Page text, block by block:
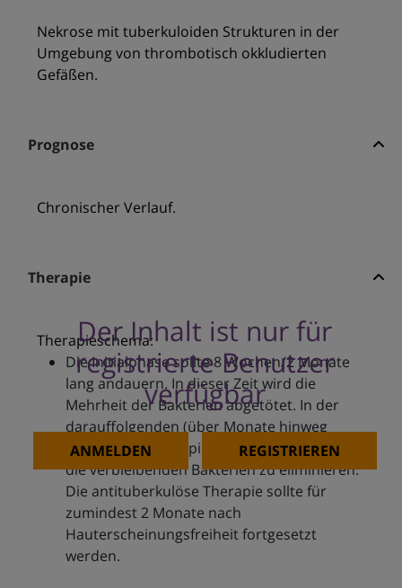
Nekrose mit tuberkuloiden Strukturen in der
Umgebung von thrombotisch okkludierten
Gefäßen.
Prognose
Chronischer Verlauf.
Therapie
Der Inhalt ist nur für
registrierte Benutzer
verfügbar
ANMELDEN REGISTRIEREN
Therapieschema:
Die Initialphase sollte 8 Wochen/2 Monate
lang andauern. In dieser Zeit wird die
Mehrheit der Bakterien abgetötet. In der
darauffolgenden (über Monate hinweg
dauernden) Therapiephase wird versucht,
die verbleibenden Bakterien zu eliminieren.
Die antituberkulöse Therapie sollte für
zumindest 2 Monate nach
Hauterscheinungsfreiheit fortgesetzt
werden.